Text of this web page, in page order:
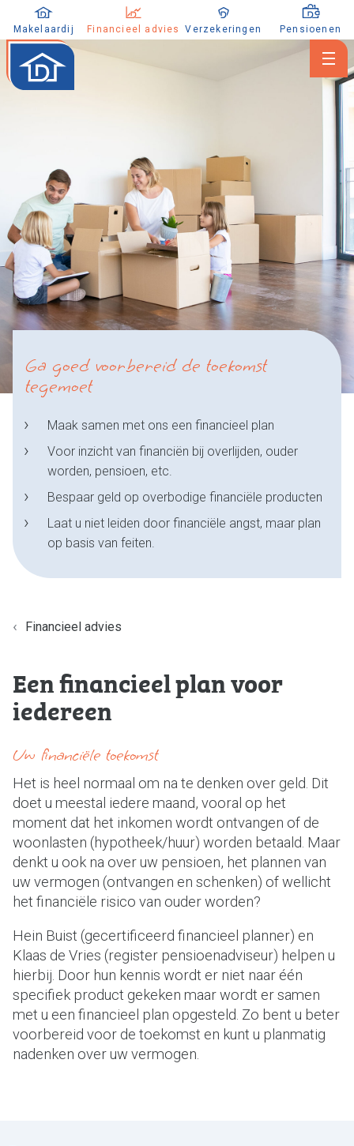
Makelaardij Financieel advies Verzekeringen Pensioenen
Hypotheken
Financiële planning
Kredieten
Ons team
Dijkstra Makelaardij & Financieel advies
Makelaardij
Financieel advies
Verzekeringen
Financieel advies
Hypotheken
Financiële planning
Kredieten
Ons team
Afspraak maken
Over ons
Contact
Onze vestigingen
Werken bij
Contact
Hoofdstraat 16
9801 BX Zuidhorn
De Wending 21
9363 AZ Marum
info@dijkstramakelaardij.nl
KvK nr. 02027756 / 02062641
BTW nr. NL825607115B01
Financieel advies
Een financieel plan voor
iedereen
Uw financiële toekomst
Het is heel normaal om na te denken over geld. Dit
doet u meestal iedere maand, vooral op het
moment dat het inkomen wordt ontvangen of de
woonlasten (hypotheek/huur) worden betaald. Maar
denkt u ook na over uw pensioen, het plannen van
uw vermogen (ontvangen en schenken) of wellicht
het financiële risico van ouder worden?
Hein Buist (gecertificeerd financieel planner) en
Klaas de Vries (register pensioenadviseur) helpen u
hierbij. Door hun kennis wordt er niet naar één
specifiek product gekeken maar wordt er samen
met u een financieel plan opgesteld. Zo bent u beter
voorbereid voor de toekomst en kunt u planmatig
nadenken over uw vermogen.
Ga goed voorbereid de toekomst
tegemoet
Maak samen met ons een financieel plan
Voor inzicht van financiën bij overlijden, ouder
worden, pensioen, etc.
Bespaar geld op overbodige financiële producten
Laat u niet leiden door financiële angst, maar plan
op basis van feiten.